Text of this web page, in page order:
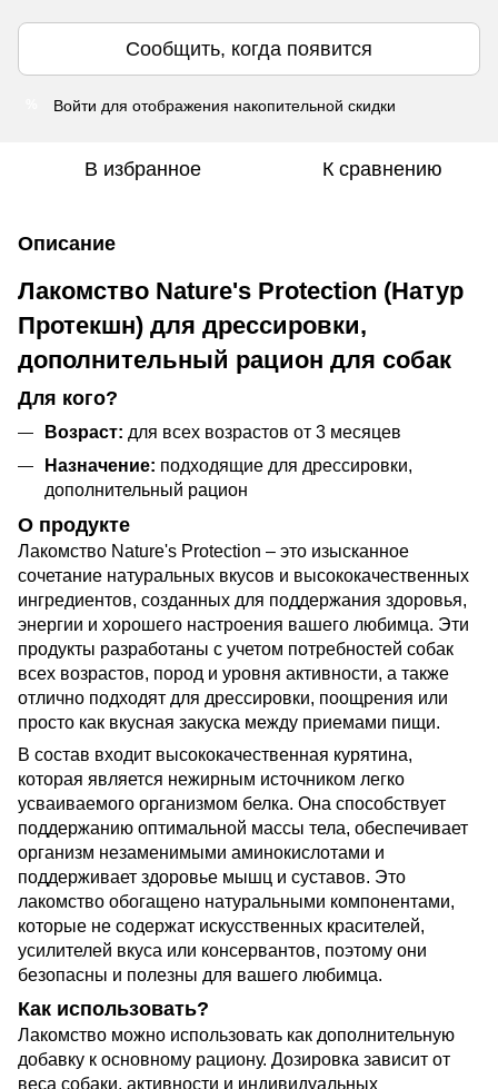
Сообщить, когда появится
Войти для отображения накопительной скидки
В избранное К сравнению
Описание
Лакомство Nature's Protection (Натур
Протекшн) для дрессировки,
дополнительный рацион для собак
Для кого?
Возраст: для всех возрастов от 3 месяцев
Назначение: подходящие для дрессировки,
дополнительный рацион
О продукте
Лакомство Nature's Protection – это изысканное
сочетание натуральных вкусов и высококачественных
ингредиентов, созданных для поддержания здоровья,
энергии и хорошего настроения вашего любимца. Эти
продукты разработаны с учетом потребностей собак
всех возрастов, пород и уровня активности, а также
отлично подходят для дрессировки, поощрения или
просто как вкусная закуска между приемами пищи.
В состав входит высококачественная курятина,
которая является нежирным источником легко
усваиваемого организмом белка. Она способствует
поддержанию оптимальной массы тела, обеспечивает
организм незаменимыми аминокислотами и
поддерживает здоровье мышц и суставов. Это
лакомство обогащено натуральными компонентами,
которые не содержат искусственных красителей,
усилителей вкуса или консервантов, поэтому они
безопасны и полезны для вашего любимца.
Как использовать?
Лакомство можно использовать как дополнительную
добавку к основному рациону. Дозировка зависит от
веса собаки, активности и индивидуальных